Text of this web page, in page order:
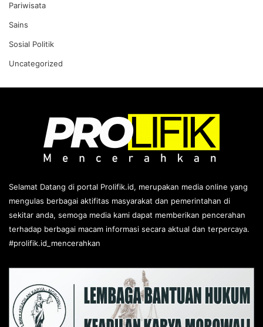
Pariwisata
Sains
Sosial Politik
Uncategorized
Selamat Datang di portal Prolifik.id, merupakan media online yang
mengulas berbagai aktifitas masyarakat dan pemerintahan di
sekitar anda, semoga media kami dapat memberikan pencerahan
terhadap berbagai macam informasi secara aktual dan terpercaya.
#prolifik.id_mencerahkan